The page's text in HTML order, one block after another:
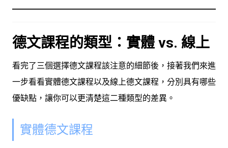
德文課程的類型：實體 vs. 線上
看完了三個選擇德文課程該注意的細節後，接著我們來進
一步看看實體德文課程以及線上德文課程，分別具有哪些
優缺點，讓你可以更清楚這二種類型的差異。
實體德文課程